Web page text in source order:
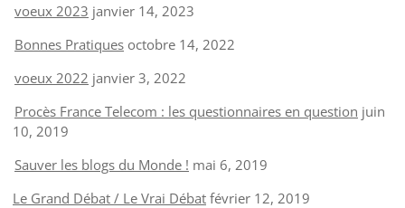
voeux 2023 janvier 14, 2023
Bonnes Pratiques octobre 14, 2022
voeux 2022 janvier 3, 2022
Procès France Telecom : les questionnaires en question juin
10, 2019
Sauver les blogs du Monde ! mai 6, 2019
Le Grand Débat / Le Vrai Débat février 12, 2019